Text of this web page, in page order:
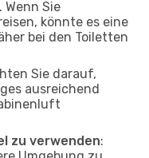
Sie
könnte es eine
bei den Toiletten
Sie darauf,
ausreichend
zu verwenden: